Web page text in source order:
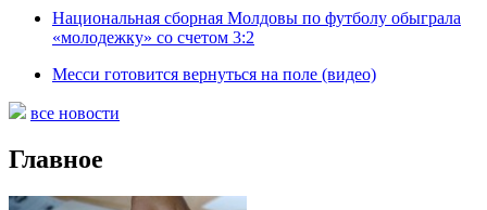
Национальная сборная Молдовы по футболу обыграла
«молодежку» со счетом 3:2
Месси готовится вернуться на поле (видео)
все новости
Главное